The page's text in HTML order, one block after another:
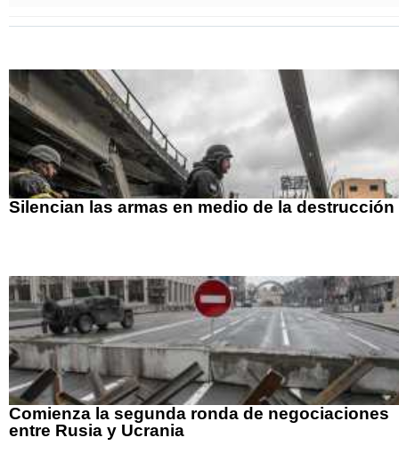
Silencian las armas en medio de la destrucción
Comienza la segunda ronda de negociaciones
entre Rusia y Ucrania